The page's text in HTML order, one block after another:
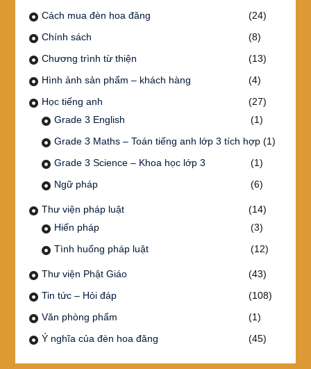
Cách mua đèn hoa đăng
(24)
Chính sách
(8)
Chương trình từ thiện
(13)
Hình ảnh sản phẩm – khách hàng
(4)
Học tiếng anh
(27)
Grade 3 English
(1)
Grade 3 Maths – Toán tiếng anh lớp 3 tích hợp(1)
Grade 3 Science – Khoa học lớp 3
(1)
Ngữ pháp
(6)
Thư viện pháp luật
(14)
Hiến pháp
(3)
Tình huống pháp luật
(12)
Thư viện Phật Giáo
(43)
Tin tức – Hỏi đáp
(108)
Văn phòng phẩm
(1)
Ý nghĩa của đèn hoa đăng
(45)